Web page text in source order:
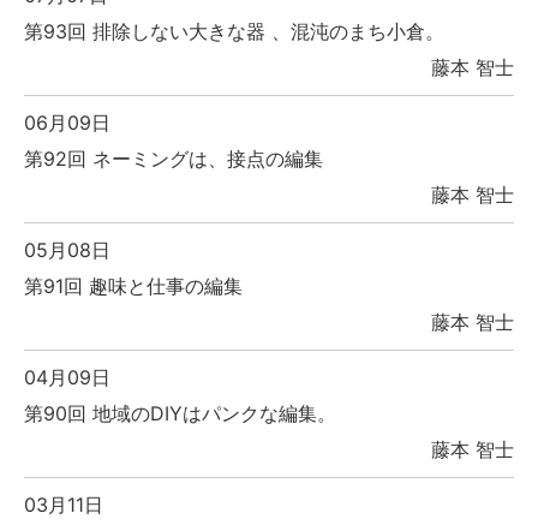
第93回 排除しない大きな器 、混沌のまち小倉。
藤本 智士
06月09日
第92回 ネーミングは、接点の編集
藤本 智士
05月08日
第91回 趣味と仕事の編集
藤本 智士
04月09日
第90回 地域のDIYはパンクな編集。
藤本 智士
03月11日